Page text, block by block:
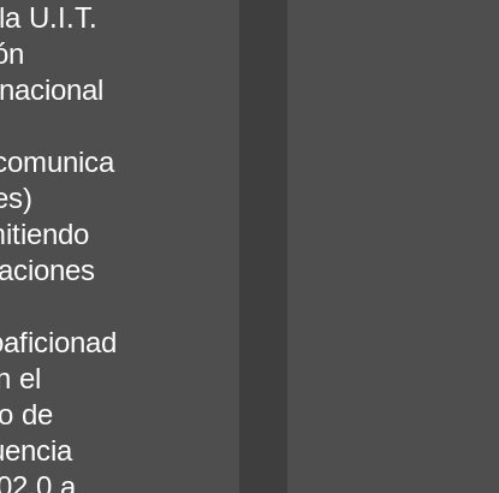
U.I.T.
el
de